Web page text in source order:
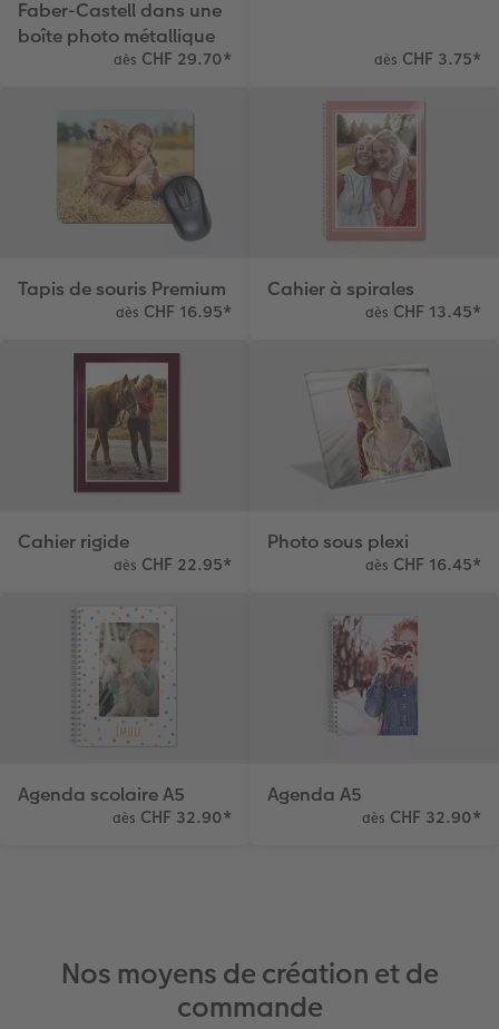
Coffeetable Book «Art Collection»
Accessoires
Multi-déco
Conseils décoration murale
Accessoires
Boîte à friandises personnalisée
Nouveautés
Faber-Castell dans une
boîte photo métallique
dès CHF 29.70* dès CHF 3.75*
Tapis de souris Premium
dès CHF 16.95*
Cahier à spirales
dès CHF 13.45*
Cahier rigide
dès CHF 22.95*
Photo sous plexi
dès CHF 16.45*
Agenda scolaire A5
dès CHF 32.90*
Agenda A5
dès CHF 32.90*
Nos moyens de création et de
commande